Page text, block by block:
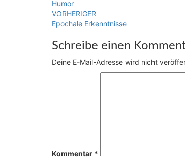
Humor
Beitragsnavigation
VORHERIGER
Epochale Erkenntnisse
Schreibe einen
Deine E-Mail-Adresse wird nicht
Kommentar *